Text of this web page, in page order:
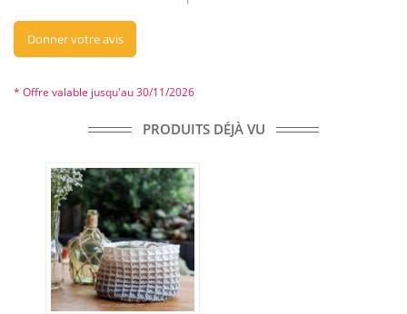
Donner votre avis
* Offre valable jusqu'au 30/11/2026
PRODUITS DÉJÀ VU